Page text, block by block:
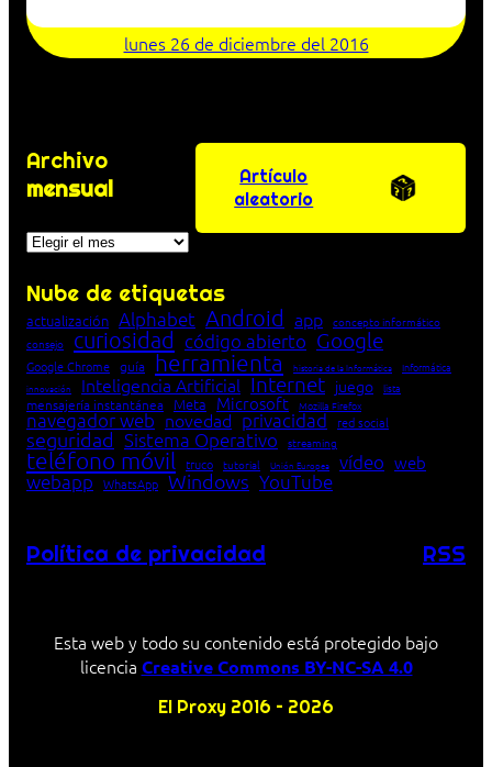
lunes 26 de diciembre del 2016
Archivo
mensual
Archivos
Artículo
aleatorio
Nube de etiquetas
actualización Alphabet Android app concepto informático
consejo
curiosidad código abierto Google
Google Chrome guía herramienta historia de la Informática Informática
innovación Inteligencia Artificial Internet juego lista
mensajería instantánea Meta Microsoft Mozilla Firefox
navegador web novedad privacidad red social
seguridad Sistema Operativo streaming
teléfono móvil truco tutorial Unión Europea vídeo web
webapp WhatsApp Windows YouTube
Política de privacidad RSS
Esta web y todo su contenido está protegido bajo
licencia Creative Commons BY-NC-SA 4.0
El Proxy 2016 – 2026